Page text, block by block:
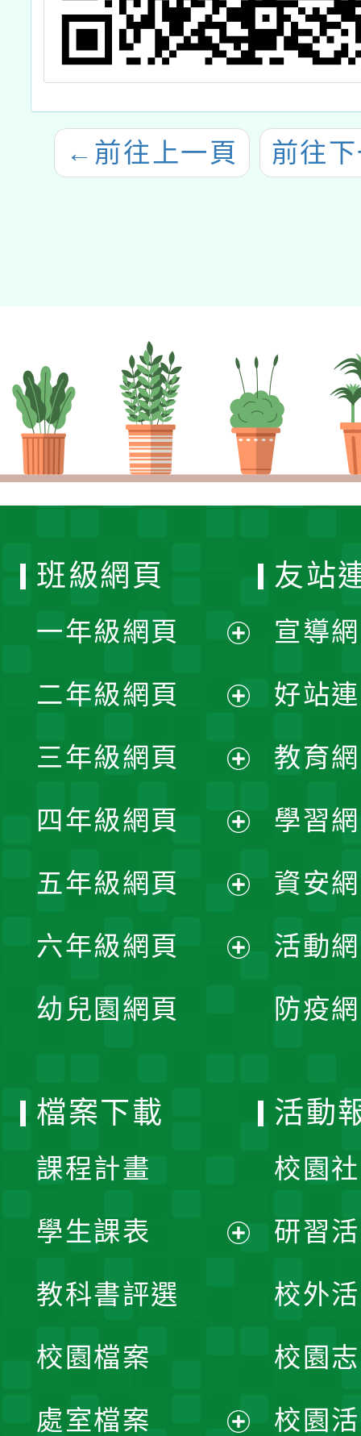
← 前往上一頁 前往
班級網頁
一年級網頁
開
選
單
二年級網頁
開
選
單
三年級網頁
開
選
單
四年級網頁
開
選
五年級網頁
開
六年級網頁
幼兒園網頁
友站
宣導
好站
教育
學習
資安
活動
防疫
檔案下載
課程計畫
學生課表
單
教科書評選
校園檔案
處室檔案
活動
校園
研習
校外
校園
校園